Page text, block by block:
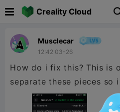
Creality Cloud
Musclecar
12:42 03-26
How do i fix this? This is
separate these pieces so